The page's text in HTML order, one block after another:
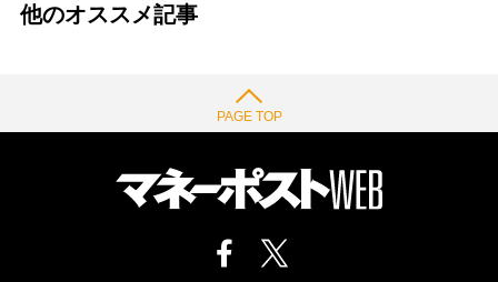
他のオススメ記事
PAGE TOP